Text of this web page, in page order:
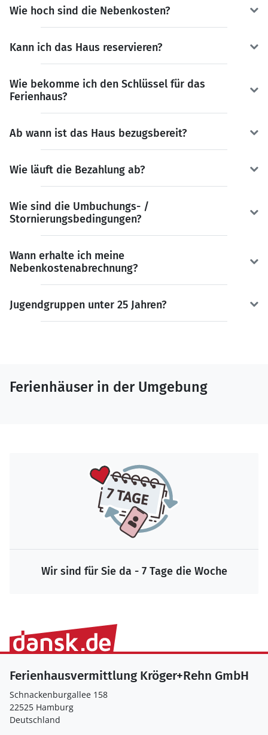
Wie hoch sind die Nebenkosten?
Kann ich das Haus reservieren?
Wie bekomme ich den Schlüssel für das
Ferienhaus?
Ab wann ist das Haus bezugsbereit?
Wie läuft die Bezahlung ab?
Wie sind die Umbuchungs- /
Stornierungsbedingungen?
Wann erhalte ich meine
Nebenkostenabrechnung?
Jugendgruppen unter 25 Jahren?
Ferienhäuser in der Umgebung
Wir sind für Sie da - 7 Tage die Woche
Ferienhausvermittlung Kröger+Rehn GmbH
Schnackenburgallee 158
22525 Hamburg
Deutschland